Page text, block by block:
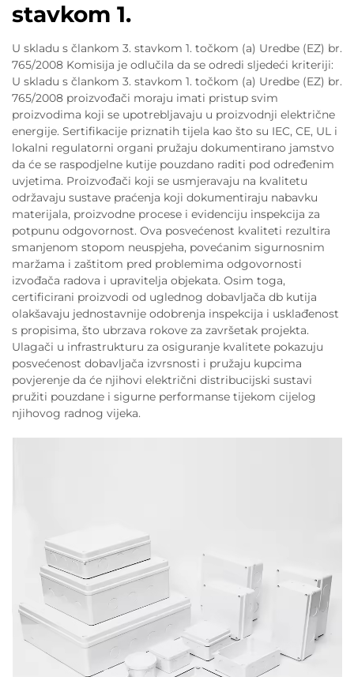
stavkom 1.
U skladu s člankom 3. stavkom 1. točkom (a) Uredbe (EZ) br.
765/2008 Komisija je odlučila da se odredi sljedeći kriteriji:
U skladu s člankom 3. stavkom 1. točkom (a) Uredbe (EZ) br.
765/2008 proizvođači moraju imati pristup svim
proizvodima koji se upotrebljavaju u proizvodnji električne
energije. Sertifikacije priznatih tijela kao što su IEC, CE, UL i
lokalni regulatorni organi pružaju dokumentirano jamstvo
da će se raspodjelne kutije pouzdano raditi pod određenim
uvjetima. Proizvođači koji se usmjeravaju na kvalitetu
održavaju sustave praćenja koji dokumentiraju nabavku
materijala, proizvodne procese i evidenciju inspekcija za
potpunu odgovornost. Ova posvećenost kvaliteti rezultira
smanjenom stopom neuspjeha, povećanim sigurnosnim
maržama i zaštitom pred problemima odgovornosti
izvođača radova i upravitelja objekata. Osim toga,
certificirani proizvodi od uglednog dobavljača db kutija
olakšavaju jednostavnije odobrenja inspekcija i usklađenost
s propisima, što ubrzava rokove za završetak projekta.
Ulagači u infrastrukturu za osiguranje kvalitete pokazuju
posvećenost dobavljača izvrsnosti i pružaju kupcima
povjerenje da će njihovi električni distribucijski sustavi
pružiti pouzdane i sigurne performanse tijekom cijelog
njihovog radnog vijeka.